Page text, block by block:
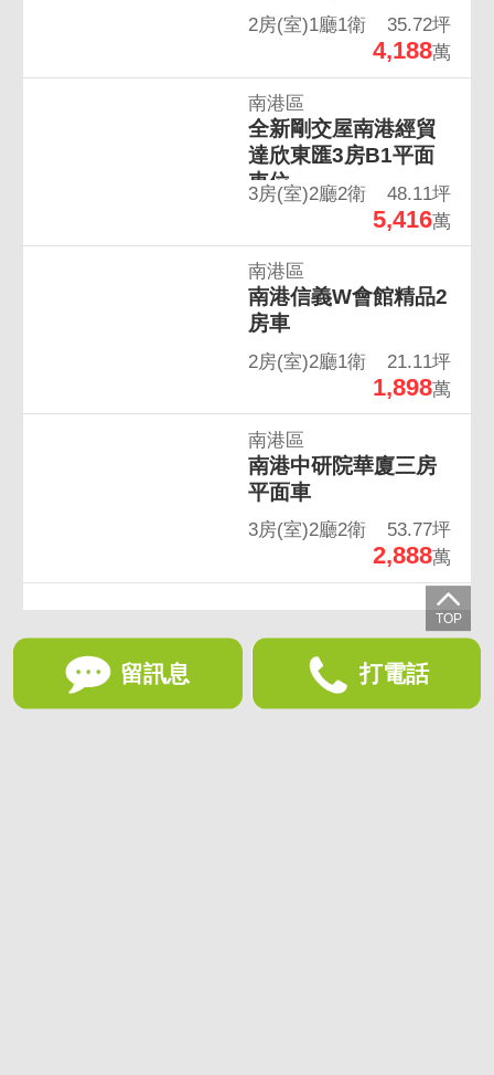
2房(室)1廳1衛 35.72坪
4,188萬
南港區
全新剛交屋南港經貿
達欣東匯3房B1平面
車位
3房(室)2廳2衛 48.11坪
5,416萬
南港區
南港信義W會館精品2
房車
2房(室)2廳1衛 21.11坪
1,898萬
南港區
南港中研院華廈三房
平面車
3房(室)2廳2衛 53.77坪
2,888萬
留訊息 打電話